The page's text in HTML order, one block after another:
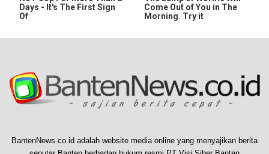
Days - It's The First Sign
Of
Come Out of You in The
Morning. Try it
BantenNews.co.id adalah website media online yang menyajikan berita